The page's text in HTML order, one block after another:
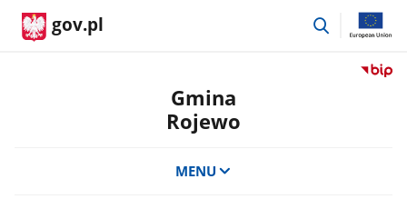
gov.pl
przejdź
Przejdź
Gmina
Rojewo
MENU